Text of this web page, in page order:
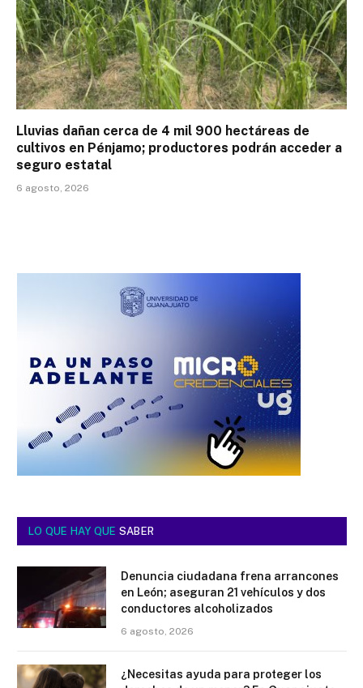
Lluvias dañan cerca de 4 mil 900 hectáreas de
cultivos en Pénjamo; productores podrán acceder a
seguro estatal
6 agosto, 2026
LO QUE HAY QUE SABER
Denuncia ciudadana frena arrancones
en León; aseguran 21 vehículos y dos
conductores alcoholizados
6 agosto, 2026
¿Necesitas ayuda para proteger los